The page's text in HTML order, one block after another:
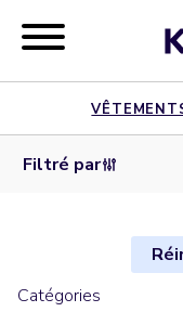
Filtré par
Catégories